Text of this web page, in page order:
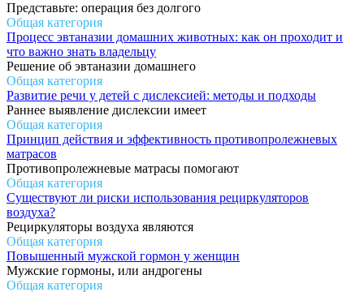
Представьте: операция без долгого
Общая категория
Процесс эвтаназии домашних животных: как он проходит и
что важно знать владельцу
Решение об эвтаназии домашнего
Общая категория
Развитие речи у детей с дислексией: методы и подходы
Раннее выявление дислексии имеет
Общая категория
Принцип действия и эффективность противопролежневых
матрасов
Противопролежневые матрасы помогают
Общая категория
Существуют ли риски использования рециркуляторов
воздуха?
Рециркуляторы воздуха являются
Общая категория
Повышенный мужской гормон у женщин
Мужские гормоны, или андрогены
Общая категория